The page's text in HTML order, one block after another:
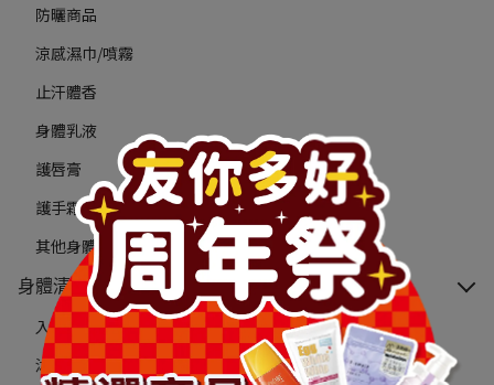
防曬商品
涼感濕巾/噴霧
止汗體香
身體乳液
護唇膏
護手霜/指緣油
其他身體保養
身體清潔
入浴錠/球
沐浴乳